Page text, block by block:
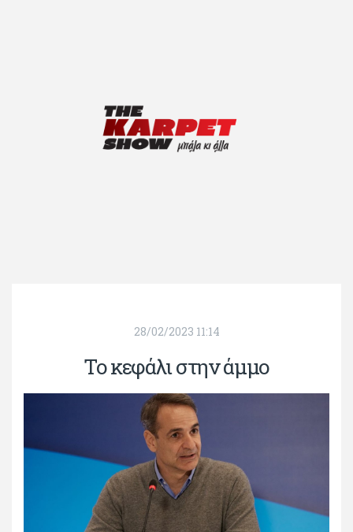
28/02/2023 11:14
Το κεφάλι στην άμμο